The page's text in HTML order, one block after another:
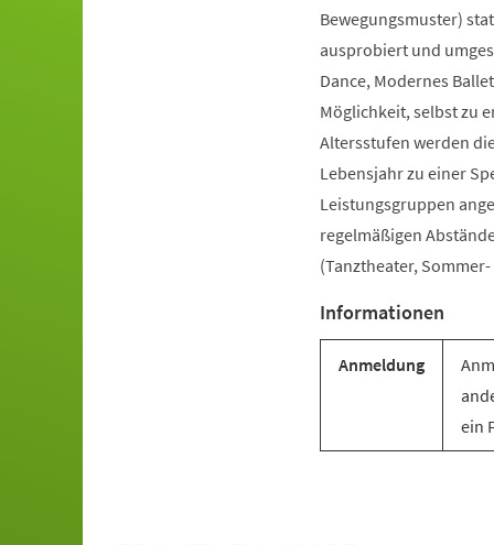
Bewegungsmuster)
ausprobiert und
Dance, Modernes
Möglichkeit, selbst zu
Altersstufen werden
Lebensjahr zu einer
Leistungsgruppen
regelmäßigen
(Tanztheater,
Informationen
Anmeldung
ein